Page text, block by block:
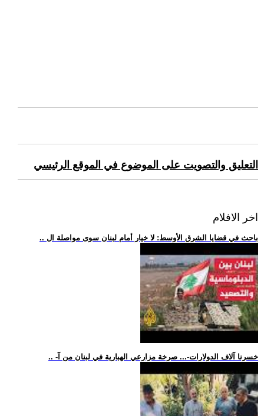
التعليق والتصويت على الموضوع في الموقع الرئيسي
اخر الافلام
.. باحث في قضايا الشرق الأوسط: لا خيار أمام لبنان سوى مواصلة ال
.. -خسرنا آلاف الدولارات-... صرخة مزارعي الهبارية في لبنان من آ